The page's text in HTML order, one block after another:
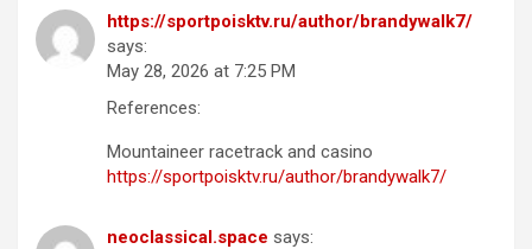
https://sportpoisktv.ru/author/brandywalk7/
says:
May 28, 2026 at 7:25 PM
References:
Mountaineer racetrack and casino
https://sportpoisktv.ru/author/brandywalk7/
neoclassical.space says: